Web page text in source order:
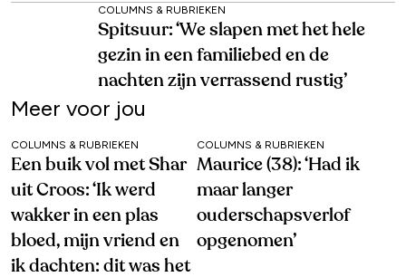
COLUMNS & RUBRIEKEN
Spitsuur: ‘We slapen met het hele
gezin in een familiebed en de
nachten zijn verrassend rustig’
Meer voor jou
COLUMNS & RUBRIEKEN
Een buik vol met Shar
uit Croos: ‘Ik werd
wakker in een plas
bloed, mijn vriend en
ik dachten: dit was het
COLUMNS & RUBRIEKEN
Maurice (38): ‘Had ik
maar langer
ouderschapsverlof
opgenomen’